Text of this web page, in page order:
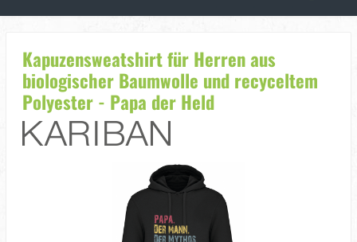
Kapuzensweatshirt für Herren aus
biologischer Baumwolle und recyceltem
Polyester - Papa der Held